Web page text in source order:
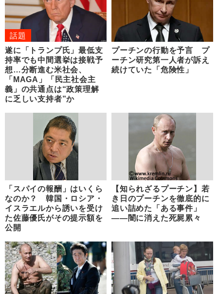
話題
遂に「トランプ氏」最低支
持率でも中間選挙は接戦予
想…分断進む米社会、
「MAGA」「民主社会主
義」の共通点は“政策理解
に乏しい支持者”か
プーチンの行動を予言 プ
ーチン研究第一人者が訴え
続けていた「危険性」
「スパイの報酬」はいくら
なのか？ 韓国・ロシア・
イスラエルから誘いを受け
た佐藤優氏がその提示額を
公開
【知られざるプーチン】若
き日のプーチンを徹底的に
追い詰めた「ある事件」
――闇に消えた死屍累々